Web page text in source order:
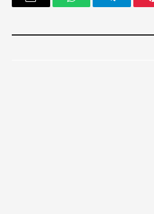
بينتيريستتيلقرام واتساب
البريد